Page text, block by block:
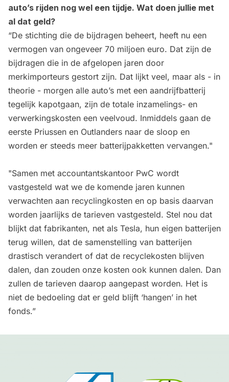
auto’s rijden nog wel een tijdje. Wat doen jullie met
al dat geld?
“De stichting die de bijdragen beheert, heeft nu een
vermogen van ongeveer 70 miljoen euro. Dat zijn de
bijdragen die in de afgelopen jaren door
merkimporteurs gestort zijn. Dat lijkt veel, maar als - in
theorie - morgen alle auto’s met een aandrijfbatterij
tegelijk kapotgaan, zijn de totale inzamelings- en
verwerkingskosten een veelvoud. Inmiddels gaan de
eerste Priussen en Outlanders naar de sloop en
worden er steeds meer batterijpakketten vervangen."
"Samen met accountantskantoor PwC wordt
vastgesteld wat we de komende jaren kunnen
verwachten aan recyclingkosten en op basis daarvan
worden jaarlijks de tarieven vastgesteld. Stel nou dat
blijkt dat fabrikanten, net als Tesla, hun eigen batterijen
terug willen, dat de samenstelling van batterijen
drastisch verandert of dat de recyclekosten blijven
dalen, dan zouden onze kosten ook kunnen dalen. Dan
zullen de tarieven daarop aangepast worden. Het is
niet de bedoeling dat er geld blijft ‘hangen’ in het
fonds.”